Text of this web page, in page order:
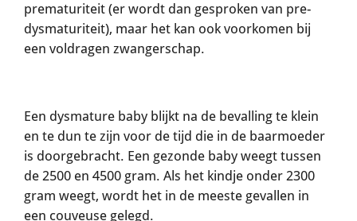
prematuriteit (er wordt dan gesproken van pre-
dysmaturiteit), maar het kan ook voorkomen bij
een voldragen zwangerschap.
Een dysmature baby blijkt na de bevalling te klein
en te dun te zijn voor de tijd die in de baarmoeder
is doorgebracht. Een gezonde baby weegt tussen
de 2500 en 4500 gram. Als het kindje onder 2300
gram weegt, wordt het in de meeste gevallen in
een couveuse gelegd.